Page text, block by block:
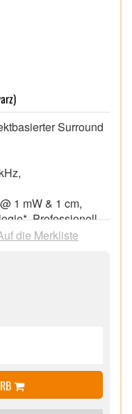
Surround
1 mW & 1 cm,
Professionell
die Merkliste